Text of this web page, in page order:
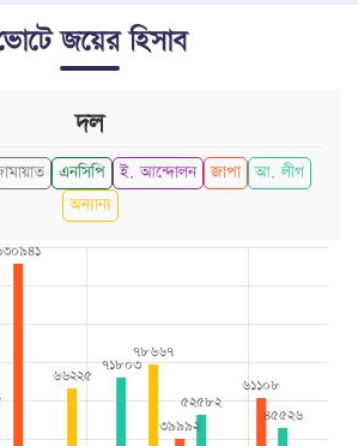
জয়ের হিসাব
দল
এনসিপি ই. আন্দোলন জাপা আ. লীগ
অন্যান্য